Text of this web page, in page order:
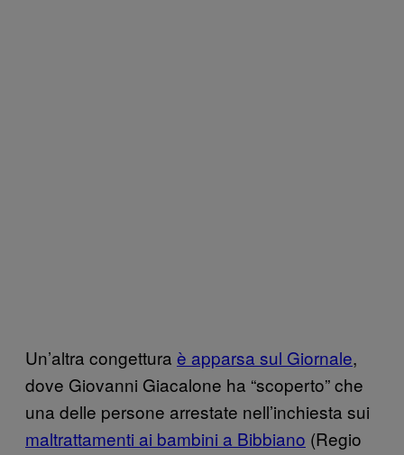
Un’altra congettura è apparsa sul Giornale,
dove Giovanni Giacalone ha “scoperto” che
una delle persone arrestate nell’inchiesta sui
maltrattamenti ai bambini a Bibbiano (Regio